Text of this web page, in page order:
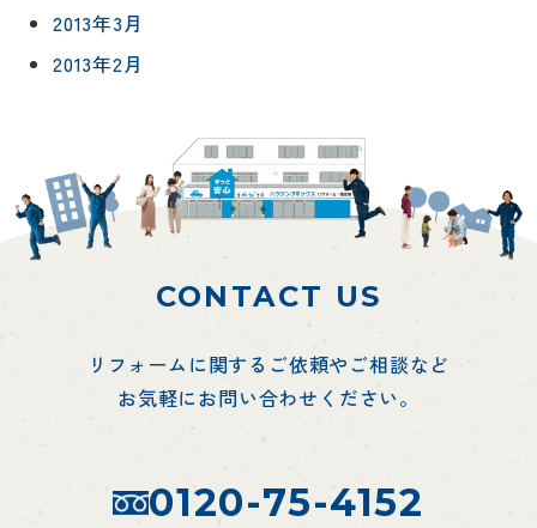
2013年3月
2013年2月
CONTACT US
リフォームに関するご依頼やご相談など
お気軽にお問い合わせください。
0120-75-4152